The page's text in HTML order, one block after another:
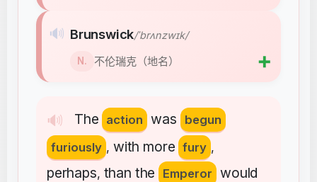
🔊 The action was
begun
furiously , with more fury ,
perhaps, than the Emperor
would
🔊 Brunswick/ˈbrʌnzwɪk/
N. 不伦瑞克（地名） ➕